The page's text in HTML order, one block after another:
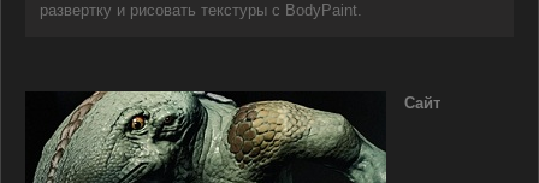
развертку и рисовать текстуры с BodyPaint.
Сайт